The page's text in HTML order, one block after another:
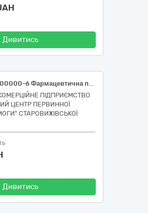
Дивитись
ДК 021:2015: 33600000-6 Фармацевтична продукція
ПІДПРИЄМСТВО
ЦЕНТР ПЕРВИННОЇ
СТАРОВИЖІВСЬКОЇ
Дивитись